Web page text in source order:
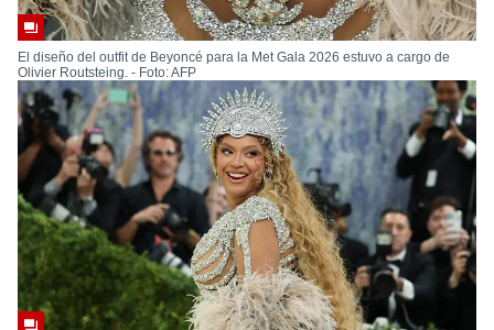
El diseño del outfit de Beyoncé para la Met Gala 2026 estuvo a cargo de
Olivier Routsteing. - Foto: AFP